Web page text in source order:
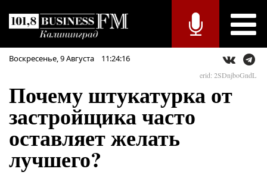
Воскресенье,9Августа 11:24:16
erid: 2SDnjboGndL
Почему штукатурка от
застройщика часто
оставляет желать
лучшего?